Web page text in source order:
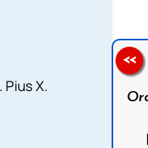
X.
<<